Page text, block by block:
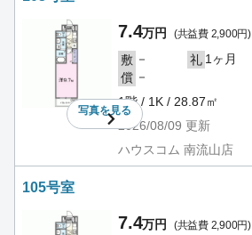
写真を見る
7.4万円 (共益費 2,900円)
敷 － 礼 1ヶ月
償 －
1階 / 1K / 28.87㎡
2026/08/09 更新
ハウスコム 南流山店
105号室
7.4万円 (共益費 2,900円)